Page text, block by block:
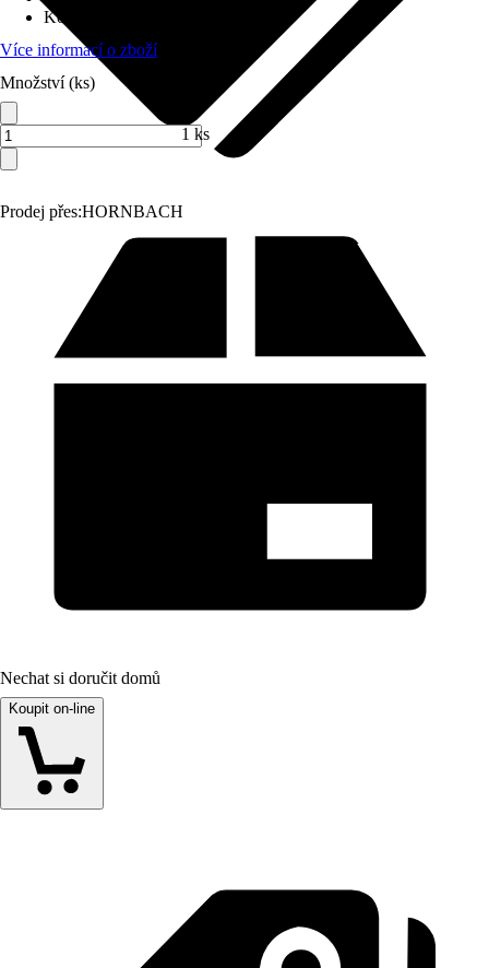
Prodej přes:HORNBACH
Kód výrobku
Více informací o zboží
Množství (ks)
1 ks
Nechat si doručit domů
Koupit on-line